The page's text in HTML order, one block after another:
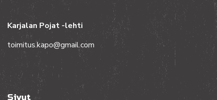
Karjalan Pojat -lehti
toimitus.kapo@gmail.com
Sivut